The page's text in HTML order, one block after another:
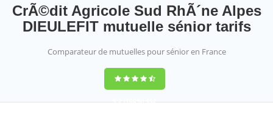
CrÃ©dit Agricole Sud RhÃ´ne Alpes
DIEULEFIT mutuelle sénior tarifs
Comparateur de mutuelles pour sénior en France
9,2(100%)452